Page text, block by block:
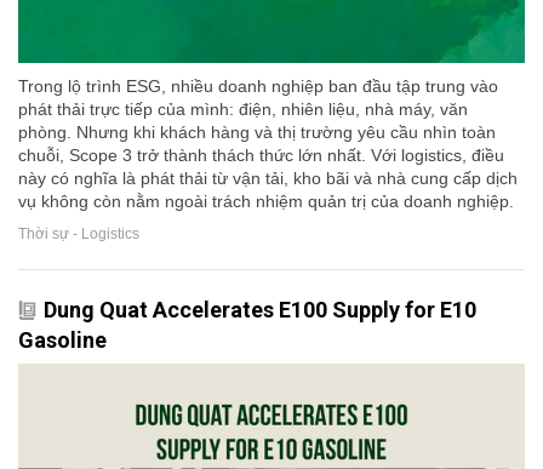
Trong lộ trình ESG, nhiều doanh nghiệp ban đầu tập trung vào
phát thải trực tiếp của mình: điện, nhiên liệu, nhà máy, văn
phòng. Nhưng khi khách hàng và thị trường yêu cầu nhìn toàn
chuỗi, Scope 3 trở thành thách thức lớn nhất. Với logistics, điều
này có nghĩa là phát thải từ vận tải, kho bãi và nhà cung cấp dịch
vụ không còn nằm ngoài trách nhiệm quản trị của doanh nghiệp.
Thời sự - Logistics
Dung Quat Accelerates E100 Supply for E10
Gasoline